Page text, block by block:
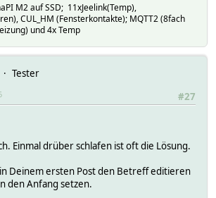
M2 auf SSD; 11xJeelink(Temp),
CUL_HM (Fensterkontakte); MQTT2 (8fach
und 4x Temp
Tester
#27
Einmal drüber schlafen ist oft die Lösung.
Deinem ersten Post den Betreff editieren
den Anfang setzen.